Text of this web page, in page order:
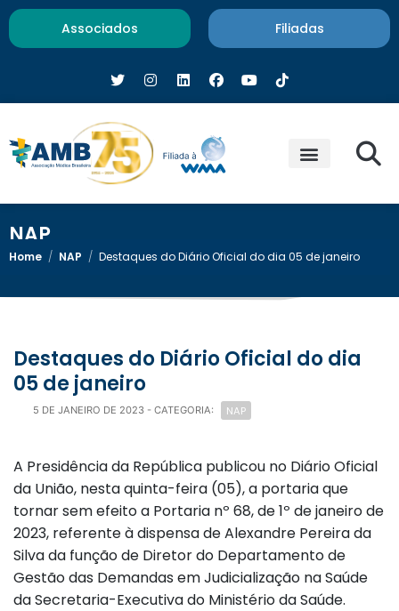
Associados Filiadas
NAP
Home / NAP / Destaques do Diário Oficial do dia 05 de janeiro
Destaques do Diário Oficial do dia
05 de janeiro
5 DE JANEIRO DE 2023 - CATEGORIA: NAP
A Presidência da República publicou no Diário Oficial
da União, nesta quinta-feira (05), a portaria que
tornar sem efeito a Portaria nº 68, de 1º de janeiro de
2023, referente à dispensa de Alexandre Pereira da
Silva da função de Diretor do Departamento de
Gestão das Demandas em Judicialização na Saúde
da Secretaria-Executiva do Ministério da Saúde.